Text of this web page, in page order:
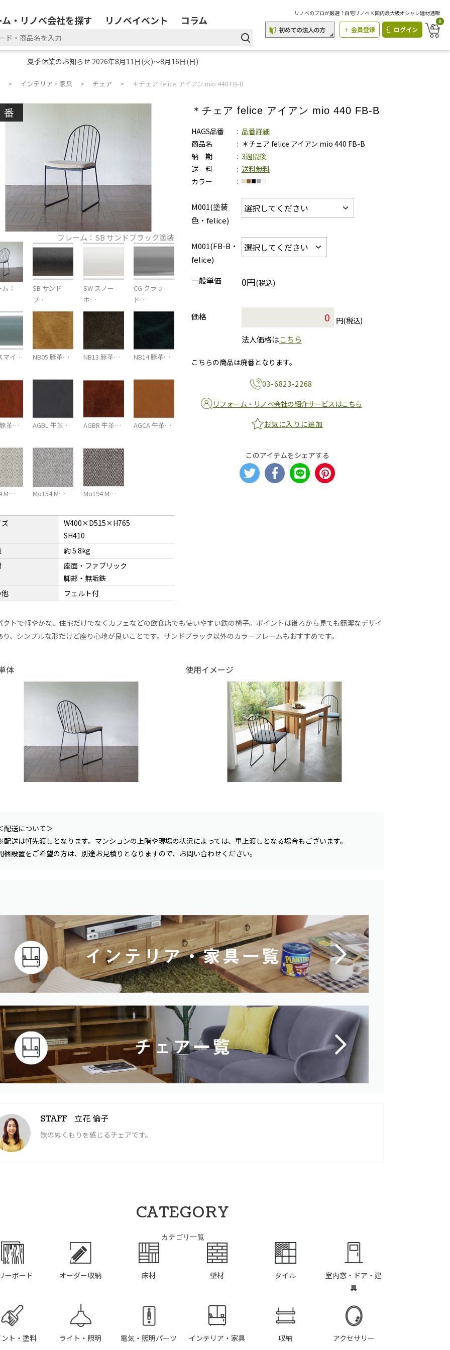
・リノベ会社を探す リノベイベント コラム
リノベのプロが厳選！自宅リノベ×国内最大級オシャレ建材通販
会員登録 ログイン
0
夏季休業のお知らせ 2026年8月11日(火)～8月16日(日)
インテリア・家具 チェア ＊チェア felice アイアン mio 440 FB-B
フレーム：SB サンドブラック塗装
：
SB サンド
ブ…
SW スノー
ホ…
CG クラウ
ド…
マイ… NB05 豚革… NB13 豚革… NB14 豚革…
革… AGBL 牛革… AGBR 牛革… AGCA 牛革…
M… Mo154 M… Mo194 M…
W400×D515×H765
SH410
約 5.8kg
座面・ファブリック
脚部・無垢鉄
フェルト付
＊チェア felice アイアン mio 440 FB-B
HAGS品番
品番詳細
商品名
＊チェア felice アイアン mio 440 FB-B
納 期
3週間後
送 料
送料無料
カラー
M001(塗装
色・felice)
M001(FB-B・
felice)
一般単価
0円(税込)
価格
円(税込)
法人価格はこちら
こちらの商品は廃番となります。
03-6823-2268
リフォーム・リノベ会社の紹介サービスはこちら
お気に入りに追加
このアイテムをシェアする
クトで軽やかな、住宅だけでなくカフェなどの飲食店でも使いやすい鉄の椅子。ポイントは後ろから見ても簡潔なデザイ
り、シンプルな形だけど座り心地が良いことです。サンドブラック以外のカラーフレームもおすすめです。
体 使用イメージ
配送について＞
送は軒先渡しとなります。マンションの上階や現場の状況によっては、車上渡しとなる場合もございます。
梱設置をご希望の方は、別途お見積りとなりますので、お問い合わせください。
STAFF 立花 倫子
鉄のぬくもりを感じるチェアです。
CATEGORY
カテゴリ一覧
ーボード オーダー収納 床材 壁材 タイル
室内窓・ドア・建
具
ト・塗料 ライト・照明 電気・照明パーツ インテリア・家具 収納 アクセサリー